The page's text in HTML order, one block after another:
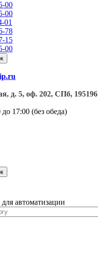
00
00
01
78
15
00
д. 5, оф. 202, СПб, 195196
17:00 (без обеда)
автоматизации